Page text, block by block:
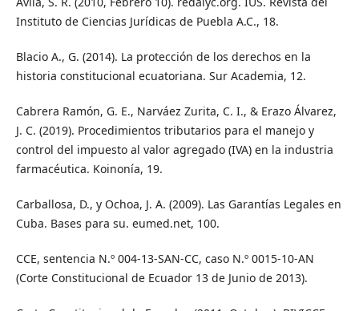
Instituto de Ciencias Jurídicas de Puebla A.C., 18.
Blacio A., G. (2014). La protección de los derechos en la
historia constitucional ecuatoriana. Sur Academia, 12.
Cabrera Ramón, G. E., Narváez Zurita, C. I., & Erazo Álvarez,
J. C. (2019). Procedimientos tributarios para el manejo y
control del impuesto al valor agregado (IVA) en la industria
farmacéutica. Koinonía, 19.
Carballosa, D., y Ochoa, J. A. (2009). Las Garantías Legales en
Cuba. Bases para su. eumed.net, 100.
CCE, sentencia N.º 004-13-SAN-CC, caso N.º 0015-10-AN
(Corte Constitucional de Ecuador 13 de Junio de 2013).